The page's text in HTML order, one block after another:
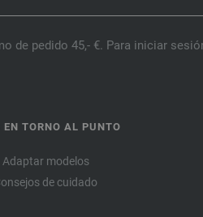
de pedido 45,- €. Para iniciar
EN TORNO AL PUNTO
Adaptar modelos
de cuidado